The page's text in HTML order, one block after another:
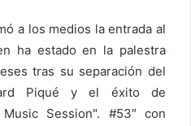
a los medios la entrada al
ha estado en la palestra
tras su separación del
Piqué y el éxito de
Session". #53″ con